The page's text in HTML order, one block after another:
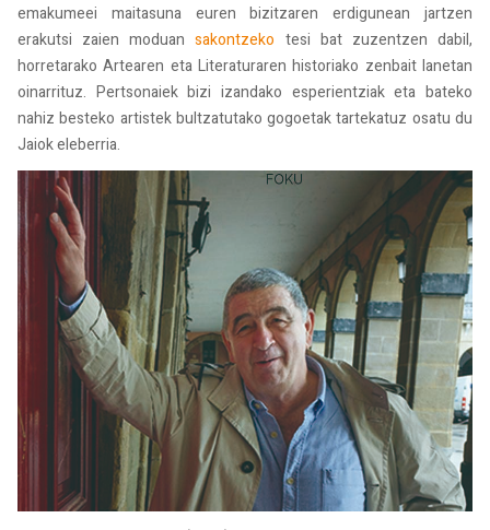
emakumeei maitasuna euren bizitzaren erdigunean jartzen
erakutsi zaien moduansakontzeko tesi bat zuzentzen dabil,
horretarako Artearen eta Literaturaren historiako zenbait lanetan
oinarrituz. Pertsonaiek bizi izandako esperientziak eta bateko
nahiz besteko artistek bultzatutako gogoetak tartekatuz osatu du
Jaiok eleberria.